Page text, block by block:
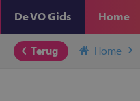
De VO Gids Home
Terug Home